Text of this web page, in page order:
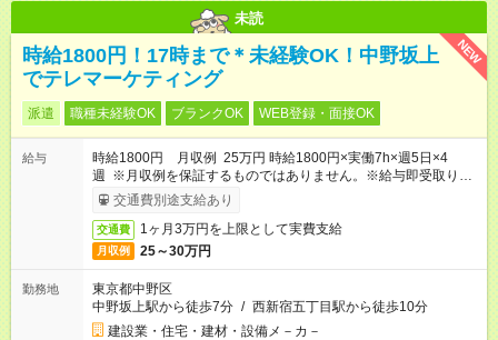
未読
NEW
時給1800円！17時まで＊未経験OK！中野坂上
でテレマーケティング
派遣 職種未経験OK ブランクOK WEB登録・面接OK
給与
時給1800円 月収例 25万円 時給1800円×実働7h×週5日×4
週 ※月収例を保証するものではありません。※給与即受取りサ
ービス利用可（利用条件有）
交通費別途支給あり
交通費 1ヶ月3万円を上限として実費支給
月収例 25～30万円
勤務地
東京都中野区
中野坂上駅から徒歩7分 / 西新宿五丁目駅から徒歩10分
建設業・住宅・建材・設備メ－カ－